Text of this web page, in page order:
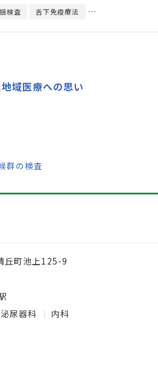
検査 舌下免疫療法 中耳ファイバー検査
域医療への思い
群の検査
丘町池上125-9
尿器科 内科